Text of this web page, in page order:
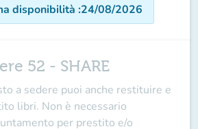
disponibilità :24/08/2026
52 - SHARE
a sedere puoi anche restituire e
libri. Non è necessario
per prestito e/o